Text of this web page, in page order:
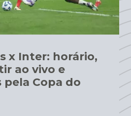
x Inter: horário,
ao vivo e
pela Copa do